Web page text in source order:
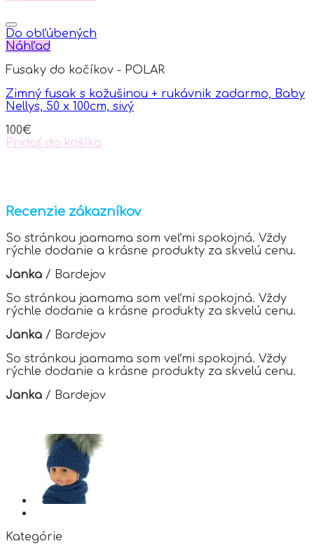
page
product
has
multiple
The
may
be
on
the
Do obľúbených
Náhľad
Fusaky do kočíkov - POLAR
Zimný fusak s kožušinou + rukávnik zadarmo, Baby
Nellys, 50 x 100cm, sivý
100€
Pridať do košíka
Recenzie zákazníkov
So stránkou jaamama som veľmi spokojná. Vždy
rýchle dodanie a krásne produkty za skvelú cenu.
Janka / Bardejov
So stránkou jaamama som veľmi spokojná. Vždy
rýchle dodanie a krásne produkty za skvelú cenu.
Janka / Bardejov
So stránkou jaamama som veľmi spokojná. Vždy
rýchle dodanie a krásne produkty za skvelú cenu.
Janka / Bardejov
Kategórie